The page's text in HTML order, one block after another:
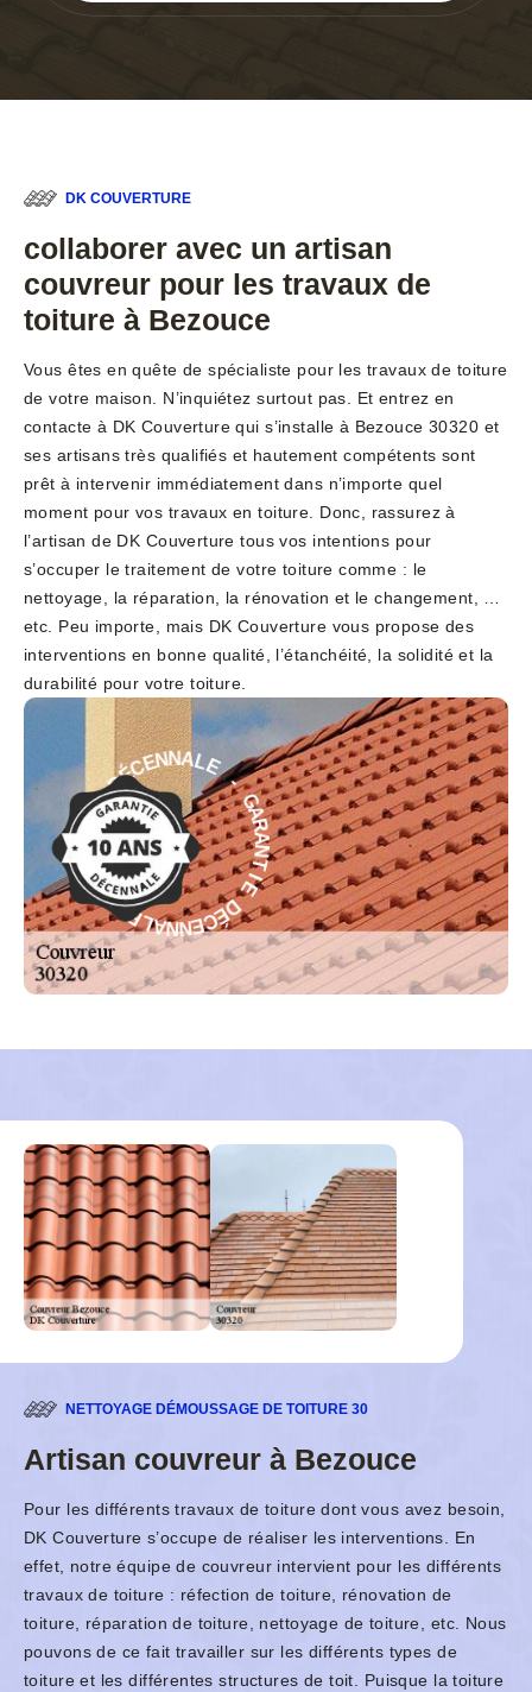
DK COUVERTURE
collaborer avec un artisan
couvreur pour les travaux de
toiture à Bezouce
Vous êtes en quête de spécialiste pour les travaux de toiture
de votre maison. N’inquiétez surtout pas. Et entrez en
contacte à DK Couverture qui s’installe à Bezouce 30320 et
ses artisans très qualifiés et hautement compétents sont
prêt à intervenir immédiatement dans n’importe quel
moment pour vos travaux en toiture. Donc, rassurez à
l’artisan de DK Couverture tous vos intentions pour
s’occuper le traitement de votre toiture comme : le
nettoyage, la réparation, la rénovation et le changement, …
etc. Peu importe, mais DK Couverture vous propose des
interventions en bonne qualité, l’étanchéité, la solidité et la
durabilité pour votre toiture.
G
A
R
A
N
T
I
E
D
É
C
E
NNALE - GA
R
A
N
T
I
E
D
É
C
E
N
N
A
L
E
-
NETTOYAGE DÉMOUSSAGE DE TOITURE 30
Artisan couvreur à Bezouce
Pour les différents travaux de toiture dont vous avez besoin,
DK Couverture s’occupe de réaliser les interventions. En
effet, notre équipe de couvreur intervient pour les différents
travaux de toiture : réfection de toiture, rénovation de
toiture, réparation de toiture, nettoyage de toiture, etc. Nous
pouvons de ce fait travailler sur les différents types de
toiture et les différentes structures de toit. Puisque la toiture